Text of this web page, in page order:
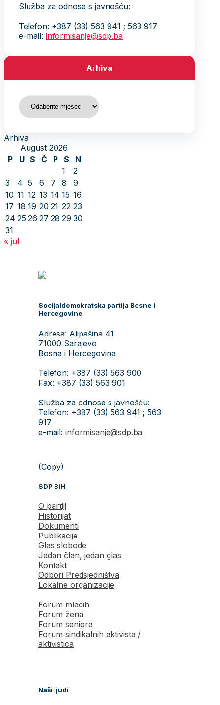
Služba za odnose s javnošću:
Telefon: +387 (33) 563 941 ; 563 917
e-mail: informisanje@sdp.ba
Arhiva
Arhiva
Arhiva
August 2026
P
U S Č P S
N
1
2
3
4 5 6 7 8
9
10 11 12 13 14 15 16
17 18 19 20 21 22 23
24 25 26 27 28 29 30
31
« jul
Socijaldemokratska partija Bosne i
Hercegovine
Adresa: Alipašina 41
71000 Sarajevo
Bosna i Hercegovina
Telefon: +387 (33) 563 900
Fax: +387 (33) 563 901
Služba za odnose s javnošću:
Telefon: +387 (33) 563 941 ; 563
917
e-mail: informisanje@sdp.ba
(Copy)
SDP BiH
O partiji
Historijat
Dokumenti
Publikacije
Glas slobode
Jedan član, jedan glas
Kontakt
Odbori Predsjedništva
Lokalne organizacije
Forum mladih
Forum žena
Forum seniora
Forum sindikalnih aktivista /
aktivistica
Naši ljudi